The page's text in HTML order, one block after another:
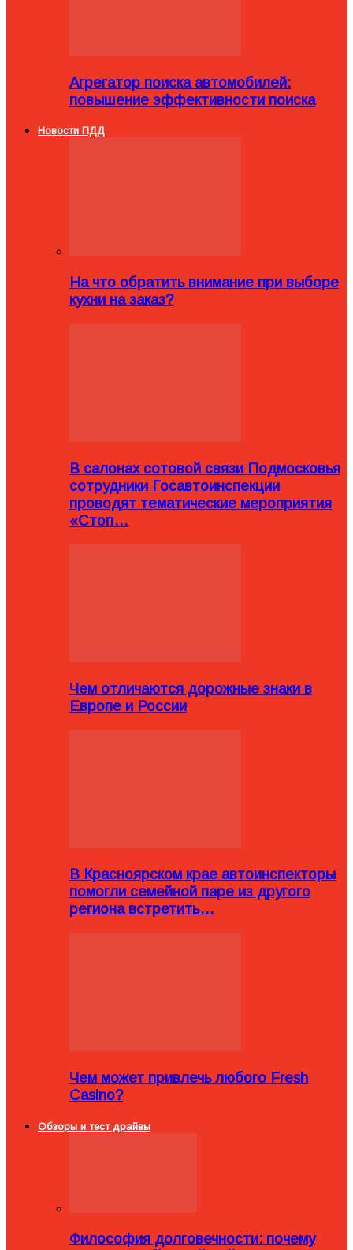
Агрегатор поиска автомобилей:
повышение эффективности поиска
Новости ПДД
На что обратить внимание при выборе
кухни на заказ?
В салонах сотовой связи Подмосковья
сотрудники Госавтоинспекции
проводят тематические мероприятия
«Стоп…
Чем отличаются дорожные знаки в
Европе и России
В Красноярском крае автоинспекторы
помогли семейной паре из другого
региона встретить…
Чем может привлечь любого Fresh
Casino?
Обзоры и тест драйвы
Философия долговечности: почему